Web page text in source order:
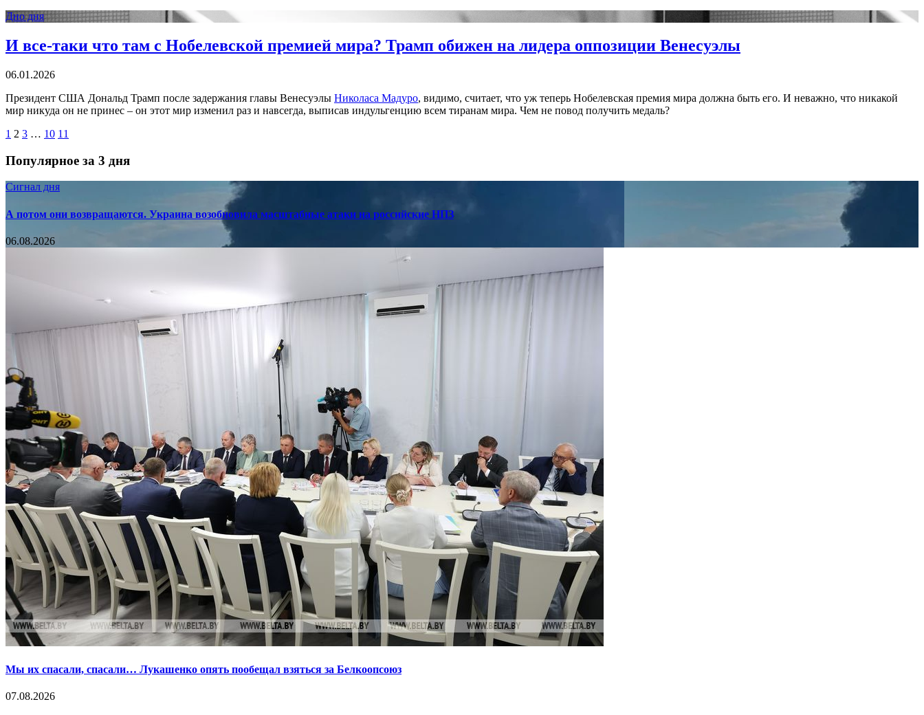
Дно дня
И все-таки что там с Нобелевской премией мира? Трамп обижен на лидера оппозиции Венесуэлы
06.01.2026
Президент США Дональд Трамп после задержания главы Венесуэлы Николаса Мадуро, видимо, считает, что уж теперь Нобелевская премия мира должна быть его. И неважно, что никакой
мир никуда он не принес – он этот мир изменил раз и навсегда, выписав индульгенцию всем тиранам мира. Чем не повод получить медаль?
1 2 3 … 10 11
Популярное за 3 дня
Сигнал дня
А потом они возвращаются. Украина возобновила масштабные атаки на российские НПЗ
06.08.2026
Мы их спасали, спасали… Лукашенко опять пообещал взяться за Белкоопсоюз
07.08.2026